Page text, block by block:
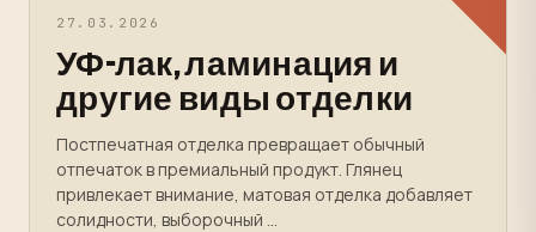
27.03.2026
УФ-лак, ламинация и
другие виды отделки
Постпечатная отделка превращает обычный
отпечаток в премиальный продукт. Глянец
привлекает внимание, матовая отделка добавляет
солидности, выборочный ...